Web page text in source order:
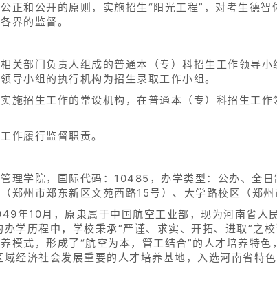
正和公开的原则，实施招生“阳光工程”，对考生德
界的监督。
关部门负责人组成的普通本（专）科招生工作领导
导小组的执行机构为招生录取工作小组。
施招生工作的常设机构，在普通本（专）科招生工
作履行监督职责。
理学院，国际代码：10485，办学类型：公办、全
郑州市郑东新区文苑西路15号）、大学路校区（郑州
年10月，原隶属于中国航空工业部，现为河南省人
学历程中，学校秉承“严谨、求实、开拓、进取”之
模式，形成了“航空为本，管工结合”的人才培养特
经济社会发展重要的人才培养基地，入选河南省特